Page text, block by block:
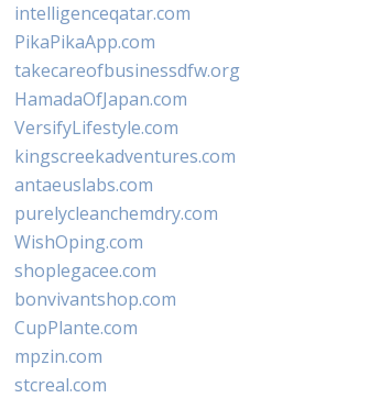
intelligenceqatar.com
PikaPikaApp.com
takecareofbusinessdfw.org
HamadaOfJapan.com
VersifyLifestyle.com
kingscreekadventures.com
antaeuslabs.com
purelycleanchemdry.com
WishOping.com
shoplegacee.com
bonvivantshop.com
CupPlante.com
mpzin.com
stcreal.com